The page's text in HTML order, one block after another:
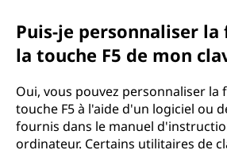
Puis-je personnaliser
la touche F5 de mon
Oui, vous pouvez personnaliser la
touche F5 à l'aide d'un logiciel ou
fournis dans le manuel
ordinateur. Certains utilitaires de